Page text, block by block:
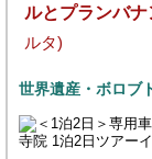
ルとプランバ
ルタ)
世界遺産・ボロブ